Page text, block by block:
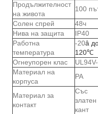
Продължителност
на живота
100
Солен спрей
48ч
Нива на защита
IP40
Работна
температура
-20â
120℃
Огнеупорен клас
Материал на
корпуса
PA
Материал за
контакт
Със
златен
кант